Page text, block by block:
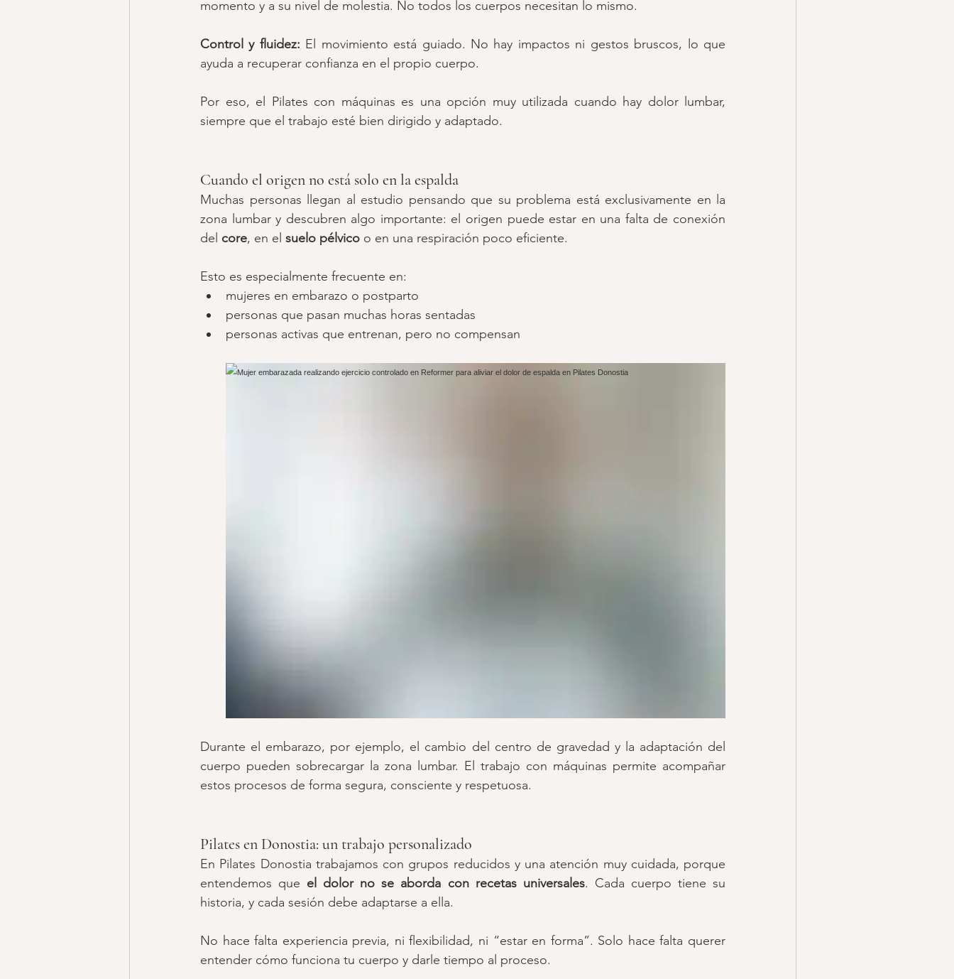
momento y a su nivel de molestia. No todos los cuerpos necesitan lo mismo.
Control y fluidez: El movimiento está guiado. No hay impactos ni gestos bruscos, lo que
ayuda a recuperar confianza en el propio cuerpo.
Por eso, el Pilates con máquinas es una opción muy utilizada cuando hay dolor lumbar,
siempre que el trabajo esté bien dirigido y adaptado.
Cuando el origen no está solo en la espalda
Muchas personas llegan al estudio pensando que su problema está exclusivamente en la
zona lumbar y descubren algo importante: el origen puede estar en una falta de conexión
del core, en el suelo pélvico o en una respiración poco eficiente.
Esto es especialmente frecuente en:
mujeres en embarazo o postparto
personas que pasan muchas horas sentadas
personas activas que entrenan, pero no compensan
Durante el embarazo, por ejemplo, el cambio del centro de gravedad y la adaptación del
cuerpo pueden sobrecargar la zona lumbar. El trabajo con máquinas permite acompañar
estos procesos de forma segura, consciente y respetuosa.
Pilates en Donostia: un trabajo personalizado
En Pilates Donostia trabajamos con grupos reducidos y una atención muy cuidada, porque
entendemos que el dolor no se aborda con recetas universales. Cada cuerpo tiene su
historia, y cada sesión debe adaptarse a ella.
No hace falta experiencia previa, ni flexibilidad, ni “estar en forma”. Solo hace falta querer
entender cómo funciona tu cuerpo y darle tiempo al proceso.